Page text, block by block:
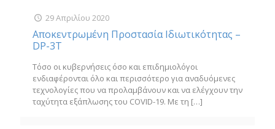
29 Απριλίου 2020
Αποκεντρωμένη Προστασία Ιδιωτικότητας –
DP-3T
Τόσο οι κυβερνήσεις όσο και επιδημιολόγοι
ενδιαφέρονται όλο και περισσότερο για αναδυόμενες
τεχνολογίες που να προλαμβάνουν και να ελέγχουν την
ταχύτητα εξάπλωσης του COVID-19. Με τη […]